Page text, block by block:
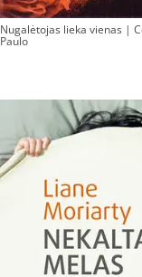
Nugalėtojas lieka vienas |
Paulo